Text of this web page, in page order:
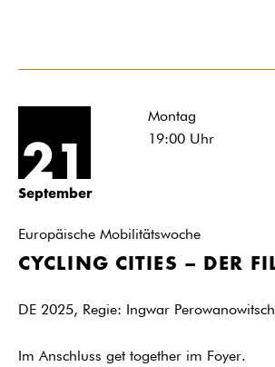
21
September
Montag
19:00Uhr
Europäische Mobilitätswoche
CYCLING CITIES – DER
DE 2025, Regie: Ingwar
Im Anschluss get together im Foyer.